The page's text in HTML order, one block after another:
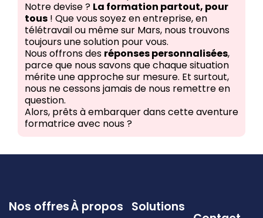
Notre devise ? La formation partout, pour
tous! Que vous soyez en entreprise, en
télétravail ou même sur Mars, nous trouvons
toujours une solution pour vous.
Nous offrons des réponses personnalisées,
parce que nous savons que chaque situation
mérite une approche sur mesure. Et surtout,
nous ne cessons jamais de nous remettre en
question.
Alors, prêts à embarquer dans cette aventure
formatrice avec nous ?
Nos offresÀ propos Solutions